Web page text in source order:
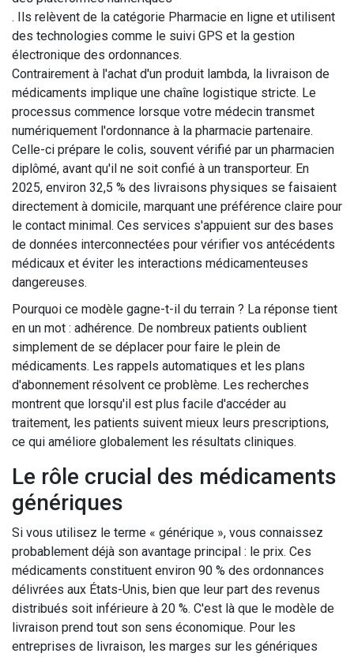
. Ils relèvent de la catégorie Pharmacie en ligne et utilisent
des technologies comme le suivi GPS et la gestion
électronique des ordonnances.
Contrairement à l'achat d'un produit lambda, la livraison de
médicaments implique une chaîne logistique stricte. Le
processus commence lorsque votre médecin transmet
numériquement l'ordonnance à la pharmacie partenaire.
Celle-ci prépare le colis, souvent vérifié par un pharmacien
diplômé, avant qu'il ne soit confié à un transporteur. En
2025, environ 32,5 % des livraisons physiques se faisaient
directement à domicile, marquant une préférence claire pour
le contact minimal. Ces services s'appuient sur des bases
de données interconnectées pour vérifier vos antécédents
médicaux et éviter les interactions médicamenteuses
dangereuses.
Pourquoi ce modèle gagne-t-il du terrain ? La réponse tient
en un mot : adhérence. De nombreux patients oublient
simplement de se déplacer pour faire le plein de
médicaments. Les rappels automatiques et les plans
d'abonnement résolvent ce problème. Les recherches
montrent que lorsqu'il est plus facile d'accéder au
traitement, les patients suivent mieux leurs prescriptions,
ce qui améliore globalement les résultats cliniques.
Le rôle crucial des médicaments
génériques
Si vous utilisez le terme « générique », vous connaissez
probablement déjà son avantage principal : le prix. Ces
médicaments constituent environ 90 % des ordonnances
délivrées aux États-Unis, bien que leur part des revenus
distribués soit inférieure à 20 %. C'est là que le modèle de
livraison prend tout son sens économique. Pour les
entreprises de livraison, les marges sur les génériques